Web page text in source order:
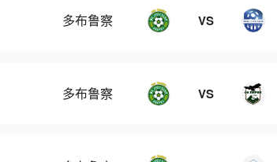
多布鲁察 VS
多布鲁察 VS